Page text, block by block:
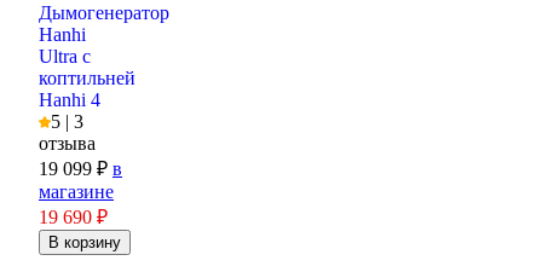
Дымогенератор
Hanhi
Ultra с
коптильней
Hanhi 4
5 | 3
отзыва
19 099 ₽ в
магазине
19 690 ₽